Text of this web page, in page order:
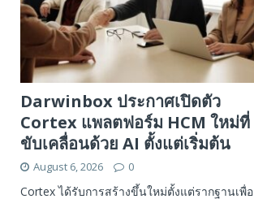
Darwinbox ประกาศเปิดตัว
Cortex แพลตฟอร์ม HCM ใหม่ที่
ขับเคลื่อนด้วย AI ตั้งแต่เริ่มต้น
August 6, 2026 0
Cortex ได้รับการสร้างขึ้นใหม่ตั้งแต่รากฐานเพื่อ